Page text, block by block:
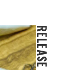
RELEASE